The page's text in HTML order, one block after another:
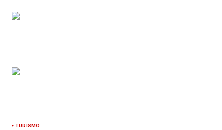
TURISMO